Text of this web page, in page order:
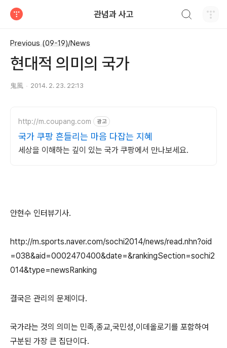
관념과 사고
Previous (09-19)/News
현대적 의미의 국가
鬼風 2014. 2. 23. 22:13
http://m.coupang.com 광고
국가 쿠팡 흔들리는 마음 다잡는 지혜
세상을 이해하는 깊이 있는 국가 쿠팡에서 만나보세요.
안현수 인터뷰기사.
http://m.sports.naver.com/sochi2014/news/read.nhn?oid
=038&aid=0002470400&date=&rankingSection=sochi2
014&type=newsRanking
결국은 관리의 문제이다.
국가라는 것의 의미는 민족,종교,국민성,이데올로기를 포함하여
구분된 가장 큰 집단이다.